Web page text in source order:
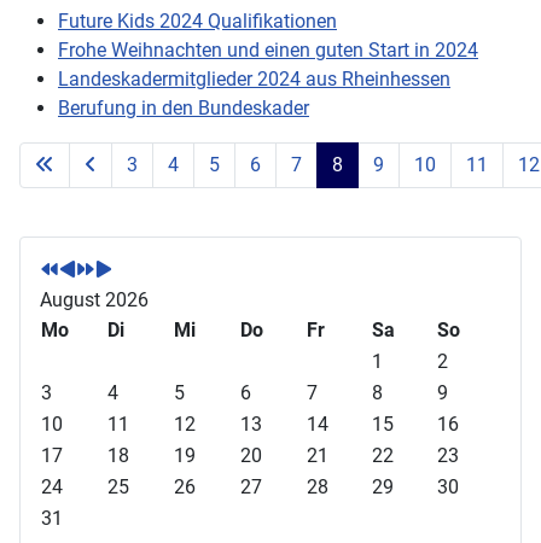
Future Kids 2024 Qualifikationen
Frohe Weihnachten und einen guten Start in 2024
Landeskadermitglieder 2024 aus Rheinhessen
Berufung in den Bundeskader
Seite 8 von 71
3 4 5 6 7 8 9 10 11 12
V
o
r
h
r
i
g
s
J
V
o
r
h
i
g
r
N
ä
c
N
ä
c
August 2026
Mo
Di Mi Do Fr Sa
So
1
2
3
4 5 6 7 8
9
10
11 12 13 14 15
16
17
18 19 20 21 22
23
24
25 26 27 28 29
30
31